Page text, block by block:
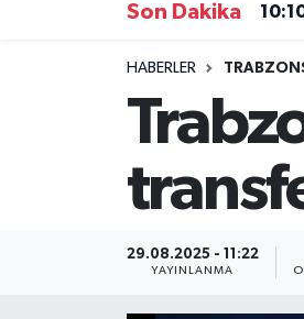
Son Dakika
HABERLER
29.08.2025 - 11:22
YAYINLANMA
KAYNAR KAZAN
Trabzon Trafik Yoğunluk
Süper Lig Puan Durumu ve
Son Dakika Haberleri